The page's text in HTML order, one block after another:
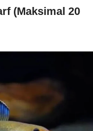
(Maksimal 20